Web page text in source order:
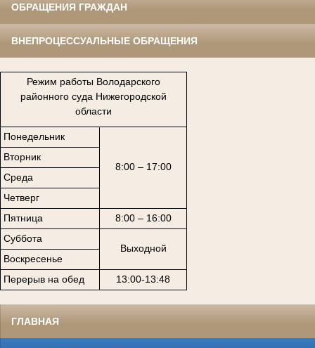
ОБРАЩЕНИЯ ГРАЖДАН
ВНЕПРОЦЕССУАЛЬНЫЕ ОБРАЩЕНИЯ
Режим работы Володарского
районного суда Нижегородской
области
Понедельник
8:00 – 17:00
Вторник
Среда
Четверг
Пятница
8:00 – 16:00
Суббота
Выходной
Воскресенье
Перерыв на обед
13:00-13:48
ГЛАВНАЯ